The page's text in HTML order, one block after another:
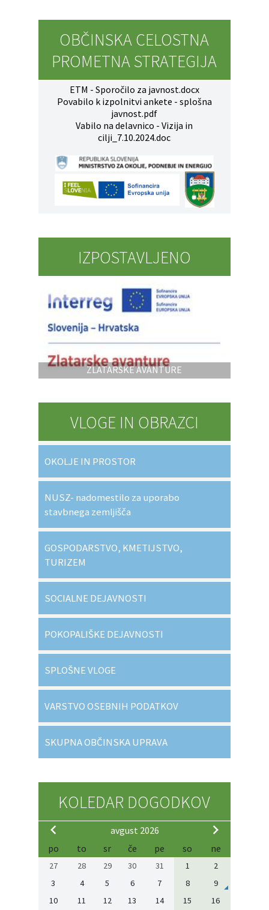
OBČINSKA CELOSTNA
PROMETNA STRATEGIJA
ETM - Sporočilo za javnost.docx
Povabilo k izpolnitvi ankete - splošna
javnost.pdf
Vabilo na delavnico - Vizija in
cilji_7.10.2024.doc
IZPOSTAVLJENO
ZLATARSKE AVANTURE
VLOGE IN OBRAZCI
OKOLJE IN PROSTOR
NUSZ- nadomestilo za uporabo
stavbnega zemljišča
GOSPODARSTVO, KMETIJSTVO,
TURIZEM
SOCIALNE DEJAVNOSTI
POKOPALIŠKE DEJAVNOSTI
SPLOŠNE VLOGE
VARSTVO OSEBNIH PODATKOV
SKUPNA OBČINSKA UPRAVA
KOLEDAR DOGODKOV
avgust 2026
po
to sr če pe so ne
27 28 29 30 31 1
2
3
4 5 6 7 8
9
10
11 12 13 14 15
16